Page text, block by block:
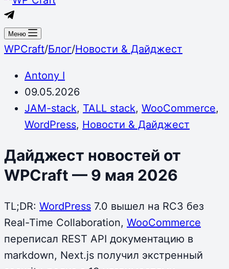
Меню
WPCraft/Блог/Новости & Дайджест
Antony I
09.05.2026
JAM-stack, TALL stack, WooCommerce,
WordPress, Новости & Дайджест
Дайджест новостей от
WPCraft — 9 мая 2026
TL;DR: WordPress 7.0 вышел на RC3 без
Real-Time Collaboration, WooCommerce
переписал REST API документацию в
markdown, Next.js получил экстренный